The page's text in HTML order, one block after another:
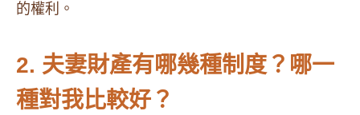
的權利。
2. 夫妻財產有哪幾種制度？哪一
種對我比較好？